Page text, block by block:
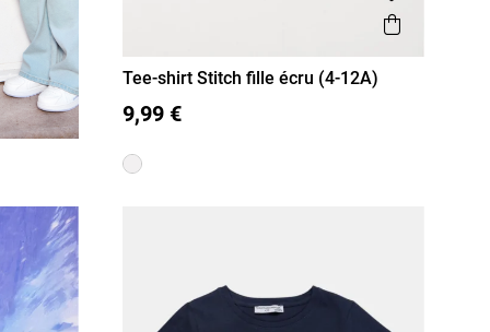
Ajouter
Aperçu
4 A
Tee-shirt Stitch fille écru (4-12A)
9,99 €